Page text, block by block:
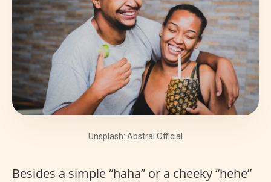
Unsplash: Abstral Official
Besides a simple “haha” or a cheeky “hehe”